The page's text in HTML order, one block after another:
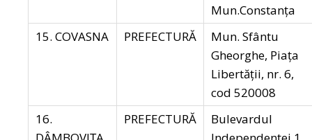
Mun.Constanța
15. COVASNA
PREFECTURĂ
Mun. Sfântu
Gheorghe, Piața
Libertății, nr. 6,
cod 520008
16.
PREFECTURĂ
Bulevardul